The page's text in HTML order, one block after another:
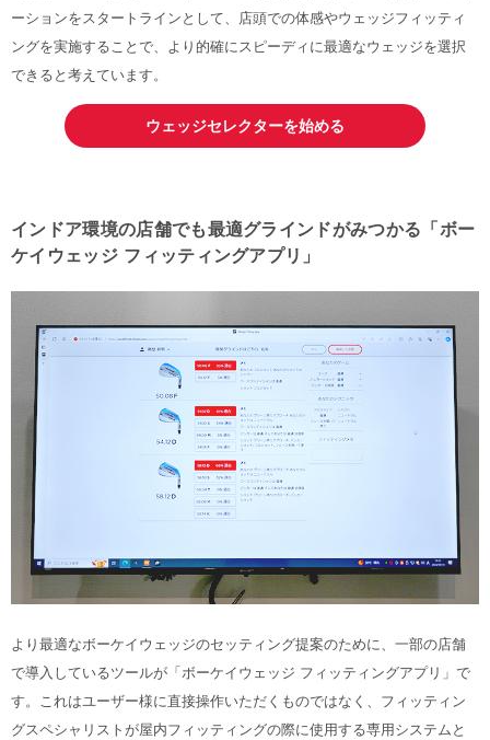
ーションをスタートラインとして、店頭での体感やウェッジフィッティ
ングを実施することで、より的確にスピーディに最適なウェッジを選択
できると考えています。
ウェッジセレクターを始める
インドア環境の店舗でも最適グラインドがみつかる「ボー
ケイウェッジ フィッティングアプリ」
より最適なボーケイウェッジのセッティング提案のために、一部の店舗
で導入しているツールが「ボーケイウェッジ フィッティングアプリ」で
す。これはユーザー様に直接操作いただくものではなく、フィッティン
グスペシャリストが屋内フィッティングの際に使用する専用システムと